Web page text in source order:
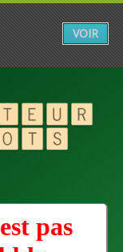
pas
VOIR